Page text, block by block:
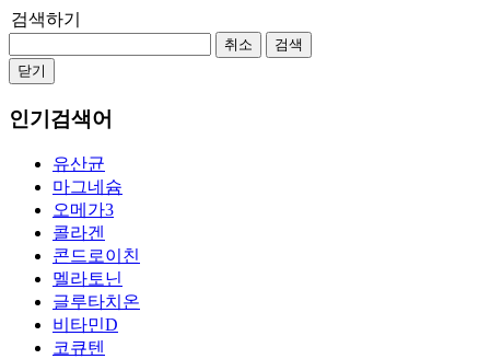
검색하기
취소
검색
닫기
인기검색어
유산균
마그네슘
오메가3
콜라겐
콘드로이친
멜라토닌
글루타치온
비타민D
코큐텐